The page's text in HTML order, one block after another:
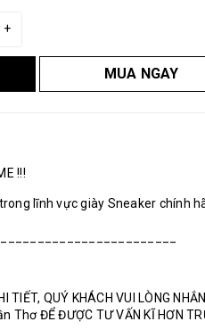
+
MUA NGAY
!!!
lĩnh vực giày Sneaker chính
TIẾT, QUÝ KHÁCH VUI LÒNG
Thơ ĐỂ ĐƯỢC TƯ VẤN KĨ HƠN